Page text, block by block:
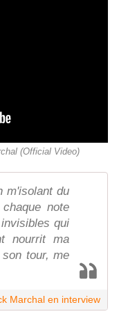
(Official Video)
m'isolant du
note
qui
nourrit ma
tour, me
Marchal en interview